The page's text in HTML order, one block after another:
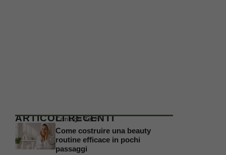
ARTICOLI RECENTI
Consigli Tech
Come costruire una beauty
routine efficace in pochi
passaggi